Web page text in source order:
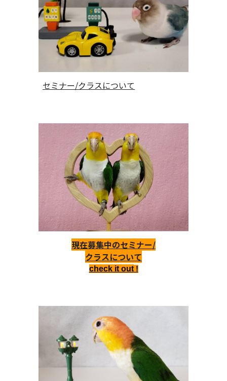
セミナー/クラスについて
現在募集中のセミナー/
クラスについて
check it out!